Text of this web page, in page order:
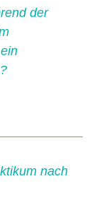
der
nach